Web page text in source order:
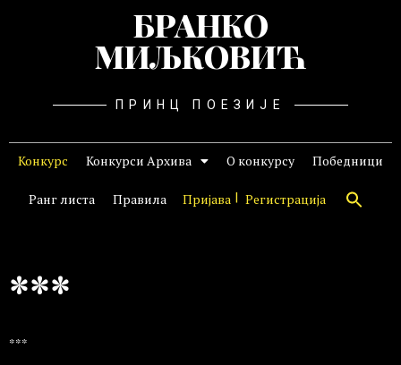
БРАНКО
МИЉКОВИЋ
ПРИНЦ ПОЕЗИЈЕ
Конкурс Конкурси Архива О конкурсу Победници
Ранг листа Правила Пријава Регистрација
***
***